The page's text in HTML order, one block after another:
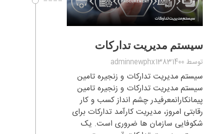
سیستم مدیریت تدارکات
توسط adminnewphx13831400
سیستم مدیریت تدارکات و زنجیره تامین
سیستم مدیریت تدارکات و زنجیره تامین
پیمانکارانمعرفیدر چشم انداز کسب و کار
رقابتی امروز، مدیریت کارآمد تدارکات برای
شکوفایی سازمان ها ضروری است. یک